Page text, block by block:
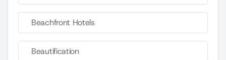
Beachfront Hotels
Beautification